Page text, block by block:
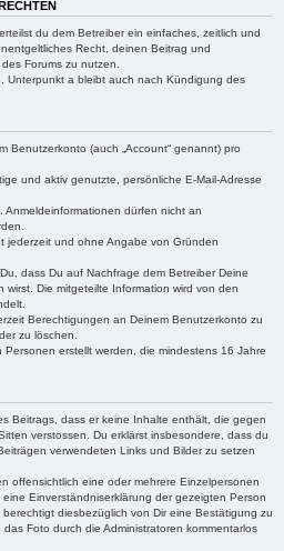
du dem Betreiber ein einfaches, zeitlich und
Recht, deinen Beitrag und
Forums zu nutzen.
Unterpunkt a bleibt auch nach Kündigung des
Benutzerkonto (auch „Account“ genannt) pro
und aktiv genutzte, persönliche E-Mail-Adresse
Anmeldeinformationen dürfen nicht an
jederzeit und ohne Angabe von Gründen
dass Du auf Nachfrage dem Betreiber Deine
wirst. Die mitgeteilte Information wird von den
Berechtigungen an Deinem Benutzerkonto zu
zu löschen.
erstellt werden, die mindestens 16 Jahre
Beitrags, dass er keine Inhalte enthält, die gegen
verstossen. Du erklärst insbesondere, dass du
verwendeten Links und Bilder zu setzen
offensichtlich eine oder mehrere Einzelpersonen
Einverständniserklärung der gezeigten Person
berechtigt diesbezüglich von Dir eine Bestätigung zu
Foto durch die Administratoren kommentarlos